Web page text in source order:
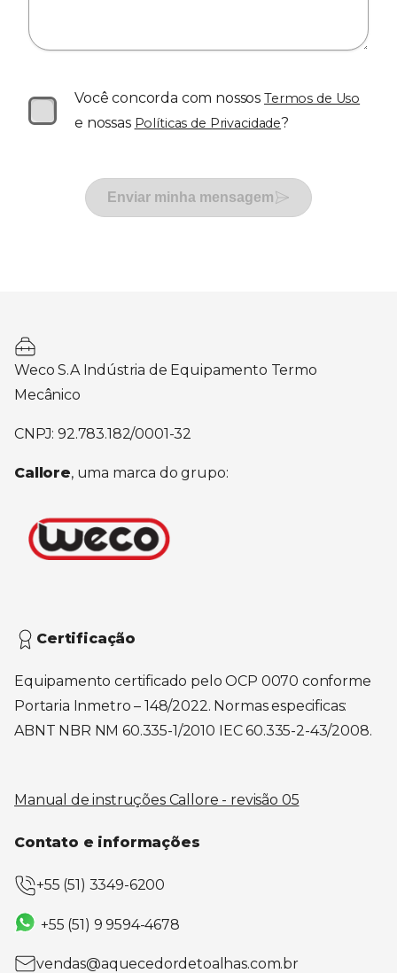
Você concorda com nossos Termos de Uso
e nossas Políticas de Privacidade?
Enviar minha mensagem
Weco S.A Indústria de Equipamento Termo
Mecânico
CNPJ: 92.783.182/0001-32
Callore, uma marca do grupo:
Certificação
Equipamento certificado pelo OCP 0070 conforme
Portaria Inmetro – 148/2022. Normas especificas:
ABNT NBR NM 60.335-1/2010 IEC 60.335-2-43/2008.
Manual de instruções Callore - revisão 05
Contato e informações
+55 (51) 3349-6200
+55 (51) 9 9594-4678
vendas@aquecedordetoalhas.com.br